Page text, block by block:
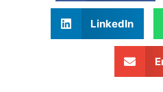
LinkedIn